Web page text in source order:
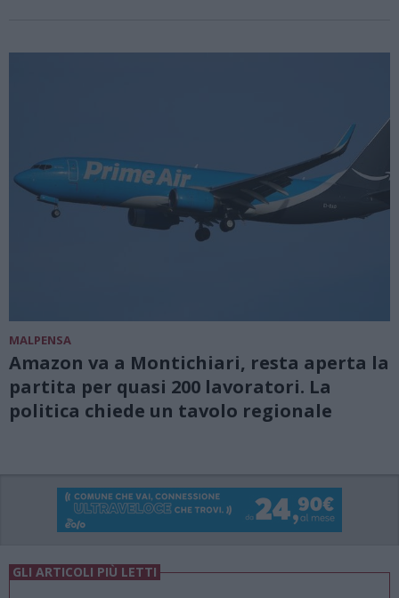
MALPENSA
Amazon va a Montichiari, resta aperta la
partita per quasi 200 lavoratori. La
politica chiede un tavolo regionale
GLI ARTICOLI PIÙ LETTI